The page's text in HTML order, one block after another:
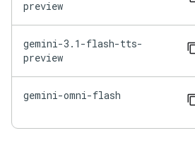
preview
gemini-3.1-flash-tts-
preview
gemini-omni-flash